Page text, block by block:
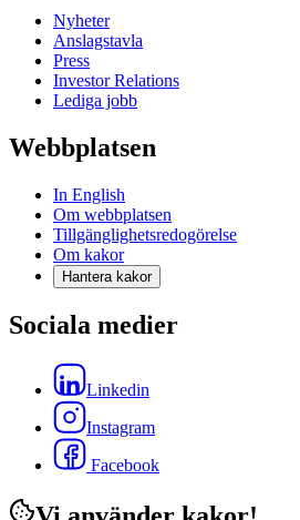
Nyheter
Anslagstavla
Press
Investor Relations
Lediga jobb
Webbplatsen
In English
Om webbplatsen
Tillgänglighetsredogörelse
Om kakor
Hantera kakor
Sociala medier
Linkedin
Instagram
Facebook